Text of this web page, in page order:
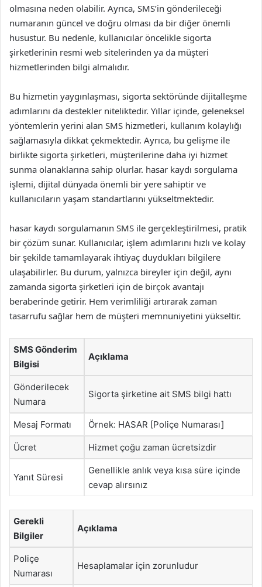
olmasına neden olabilir. Ayrıca, SMS’in gönderileceği
numaranın güncel ve doğru olması da bir diğer önemli
husustur. Bu nedenle, kullanıcılar öncelikle sigorta
şirketlerinin resmi web sitelerinden ya da müşteri
hizmetlerinden bilgi almalıdır.
Bu hizmetin yaygınlaşması, sigorta sektöründe dijitalleşme
adımlarını da destekler niteliktedir. Yıllar içinde, geleneksel
yöntemlerin yerini alan SMS hizmetleri, kullanım kolaylığı
sağlamasıyla dikkat çekmektedir. Ayrıca, bu gelişme ile
birlikte sigorta şirketleri, müşterilerine daha iyi hizmet
sunma olanaklarına sahip olurlar. hasar kaydı sorgulama
işlemi, dijital dünyada önemli bir yere sahiptir ve
kullanıcıların yaşam standartlarını yükseltmektedir.
hasar kaydı sorgulamanın SMS ile gerçekleştirilmesi, pratik
bir çözüm sunar. Kullanıcılar, işlem adımlarını hızlı ve kolay
bir şekilde tamamlayarak ihtiyaç duydukları bilgilere
ulaşabilirler. Bu durum, yalnızca bireyler için değil, aynı
zamanda sigorta şirketleri için de birçok avantajı
beraberinde getirir. Hem verimliliği artırarak zaman
tasarrufu sağlar hem de müşteri memnuniyetini yükseltir.
SMS Gönderim
Bilgisi
Açıklama
Gönderilecek
Numara
Sigorta şirketine ait SMS bilgi hattı
Mesaj Formatı Örnek: HASAR [Poliçe Numarası]
Ücret Hizmet çoğu zaman ücretsizdir
Yanıt Süresi
Genellikle anlık veya kısa süre içinde
cevap alırsınız
Gerekli
Bilgiler
Açıklama
Poliçe
Numarası
Hesaplamalar için zorunludur